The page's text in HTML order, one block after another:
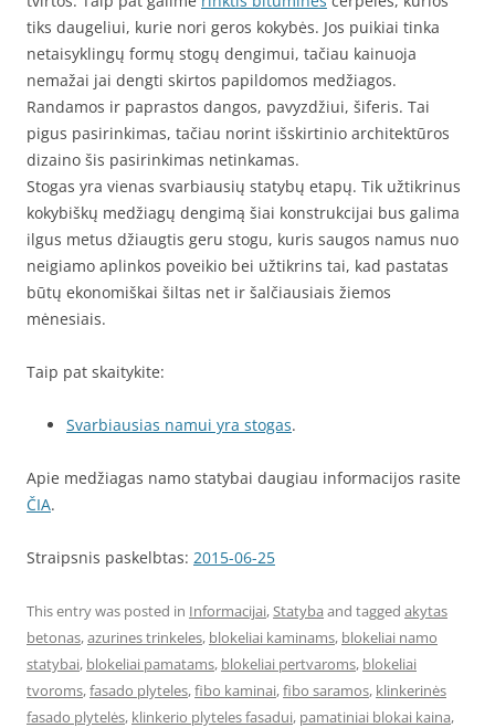
tiks daugeliui, kurie nori geros kokybės. Jos puikiai tinka
netaisyklingų formų stogų dengimui, tačiau kainuoja
nemažai jai dengti skirtos papildomos medžiagos.
Randamos ir paprastos dangos, pavyzdžiui, šiferis. Tai
pigus pasirinkimas, tačiau norint išskirtinio architektūros
dizaino šis pasirinkimas netinkamas.
Stogas yra vienas svarbiausių statybų etapų. Tik užtikrinus
kokybiškų medžiagų dengimą šiai konstrukcijai bus galima
ilgus metus džiaugtis geru stogu, kuris saugos namus nuo
neigiamo aplinkos poveikio bei užtikrins tai, kad pastatas
būtų ekonomiškai šiltas net ir šalčiausiais žiemos
mėnesiais.
Taip pat skaitykite:
Svarbiausias namui yra stogas.
Apie medžiagas namo statybai daugiau informacijos rasite
ČIA.
Straipsnis paskelbtas: 2015-06-25
This entry was posted in Informacijai,Statyba and tagged akytas
betonas,azurines trinkeles, blokeliai kaminams, blokeliai namo
statybai, blokeliai pamatams, blokeliai pertvaroms, blokeliai
tvoroms,fasado plyteles,fibo kaminai,fibo saramos, klinkerinės
fasado plytelės, klinkerio plyteles fasadui, pamatiniai blokai kaina,